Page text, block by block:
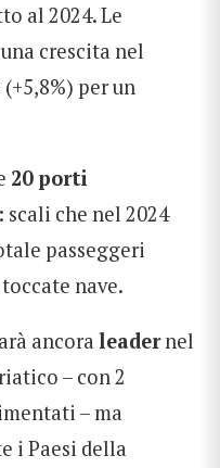
al 2024. Le
crescita nel
per un
20 porti
che nel 2024
passeggeri
nave.
ancora leadernel
– con 2
– ma
i Paesi della